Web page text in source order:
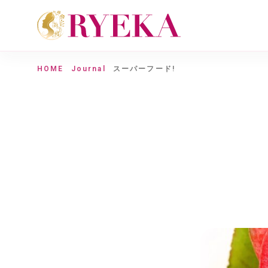
HOME Journal スーパーフード!